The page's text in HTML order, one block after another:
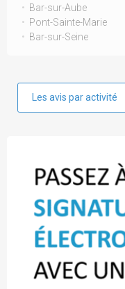
Bar-sur-Aube
Pont-Sainte-Marie
Bar-sur-Seine
Les avis par activité